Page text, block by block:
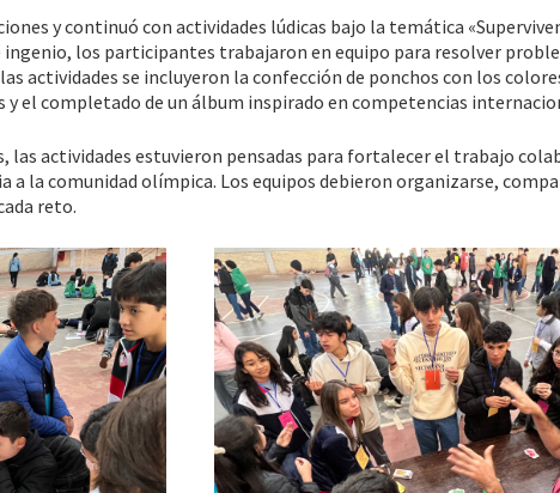
y continuó con actividades lúdicas bajo la temática
ingenio, los participantes trabajaron en equipo para resolver
actividades se incluyeron la confección de ponchos con los
y el completado de un álbum inspirado en competencias
las actividades estuvieron pensadas para fortalecer el trabajo
a la comunidad olímpica. Los equipos debieron organizarse,
reto.